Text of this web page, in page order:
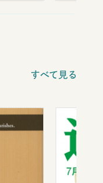
すべて見る